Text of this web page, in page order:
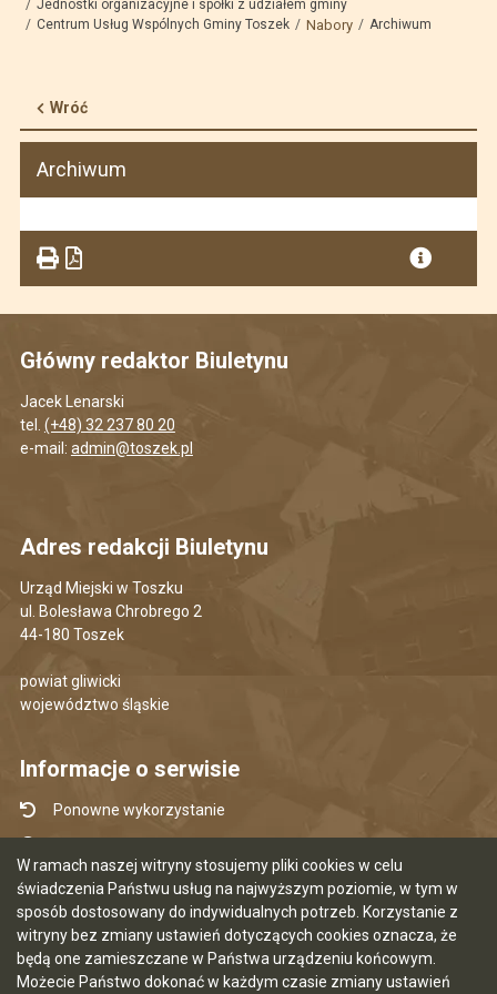
W ramach naszej witryny stosujemy pliki cookies w celu
świadczenia Państwu usług na najwyższym poziomie, w tym w
sposób dostosowany do indywidualnych potrzeb. Korzystanie z
witryny bez zmiany ustawień dotyczących cookies oznacza, że
będą one zamieszczane w Państwa urządzeniu końcowym.
Możecie Państwo dokonać w każdym czasie zmiany ustawień
Jednostki organizacyjne i spółki z udziałem gminy
Centrum Usług Wspólnych Gminy Toszek
Nabory Archiwum
Wróć
Archiwum
Główny redaktor Biuletynu
Jacek Lenarski
tel. (+48) 32 237 80 20
e-mail: admin@toszek.pl
Adres redakcji Biuletynu
Urząd Miejski w Toszku
ul. Bolesława Chrobrego 2
44-180 Toszek
powiat gliwicki
województwo śląskie
Informacje o serwisie
Ponowne wykorzystanie
Mapa serwisu
Instrukcja obsługi
Statystyki oglądalności
Ostatnia aktualizacja BIP: 07.08.2026 12:50